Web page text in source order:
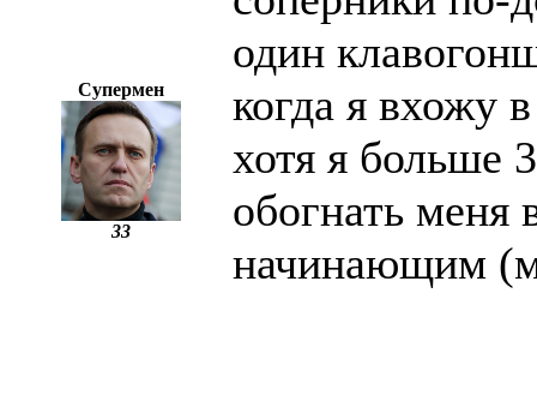
Супермен
33
один
когда я вхожу
хотя я больше
обогнать меня
начинающим